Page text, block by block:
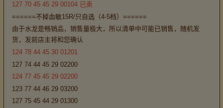
127 70 45 45 29 00104 已卖
======不掉血敏15R/只自选（4-5档）======
由于水龙是畅销品，销售量极大，所以清单中可能已销售，随机发
货，发前店主将和您确认
124 78 44 45 30 01201
127 74 44 45 29 02200
124 77 45 45 29 02200
123 77 44 46 29 03200
127 75 45 44 29 01300